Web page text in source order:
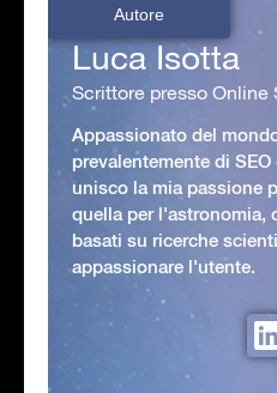
Autore
Luca Isotta
Scrittore presso Online
Appassionato del
prevalentemente di
unisco la mia passione
quella per l'astronomia,
basati su ricerche
appassionare l'utente.